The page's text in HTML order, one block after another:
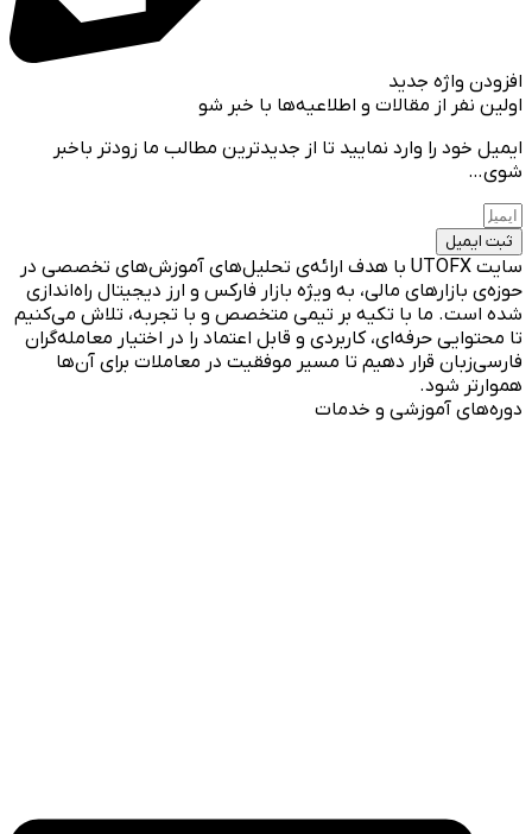
افزودن واژه جدید
اولین نفر از مقالات و اطلاعیه‌ها با خبر شو
ایمیل خود را وارد نمایید تا از جدیدترین مطالب ما زودتر باخبر
شوی…
ثبت ایمیل
سایت UTOFX با هدف ارائه‌ی تحلیل‌های آموزش‌های تخصصی در
حوزه‌ی بازارهای مالی، به ویژه بازار فارکس و ارز دیجیتال راه‌اندازی
شده است. ما با تکیه بر تیمی متخصص و با تجربه، تلاش می‌کنیم
تا محتوایی حرفه‌ای، کاربردی و قابل اعتماد را در اختیار معامله‌گران
فارسی‌زبان قرار دهیم تا مسیر موفقیت در معاملات برای آن‌ها
هموارتر شود.
دوره‌های آموزشی و خدمات